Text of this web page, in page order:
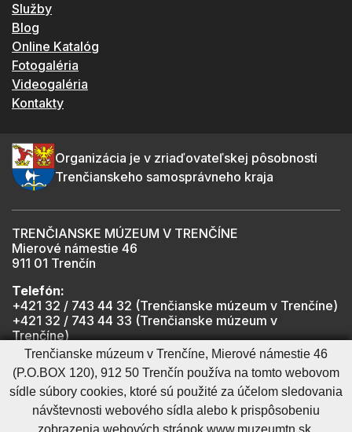
Služby
Blog
Online Katalóg
Fotogaléria
Videogaléria
Kontakty
Organizácia je v zriaďovateľskej pôsobnosti
Trenčianskeho samosprávneho kraja
TRENČIANSKE MÚZEUM V TRENČÍNE
Mierové námestie 46
911 01 Trenčín
Telefón:
+421 32 / 743 44 32 (Trenčianske múzeum v Trenčíne)
+421 32 / 743 44 33 (Trenčianske múzeum v
Trenčíne)
+421 901 918 825 (Trenčiansky hrad - informátor -
počas otváracích hodín hradu)
Mapa stránkyRSSCookies nastavenieOchrana osobných údajov
Trenčianske múzeum v Trenčíne, Mierové námestie 46
(P.O.BOX 120), 912 50 Trenčín používa na tomto webovom
sídle súbory cookies, ktoré sú použité za účelom sledovania
návštevnosti webového sídla alebo k prispôsobeniu
zobrazenia webových stránok www.muzeumtn.sk.